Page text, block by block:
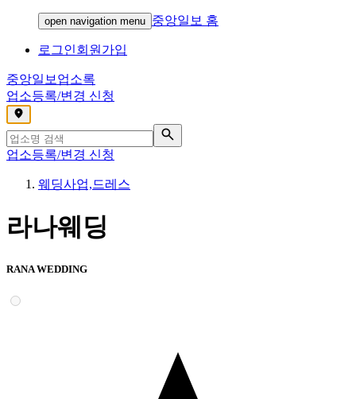
open navigation menu 중앙일보 홈
로그인회원가입
중앙일보 업소록
업소등록/변경 신청
,
업소등록/변경 신청
웨딩사업,드레스
라나웨딩
RANA WEDDING